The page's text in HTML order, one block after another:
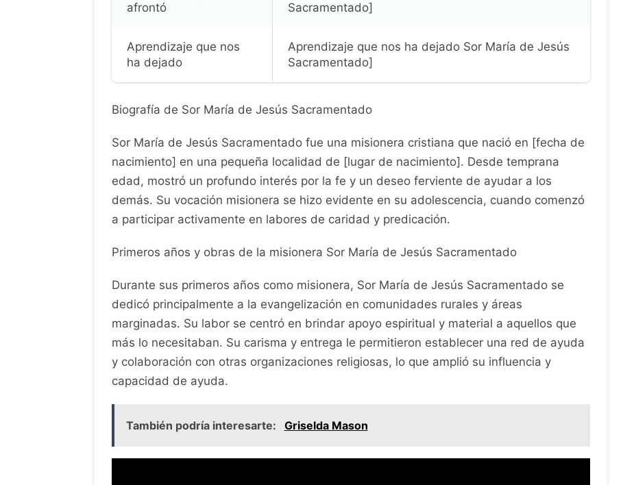
afrontó
Sacramentado]
Aprendizaje que nos
ha dejado
Aprendizaje que nos ha dejado Sor María de Jesús
Sacramentado]
Biografía de Sor María de Jesús Sacramentado
Sor María de Jesús Sacramentado fue una misionera cristiana que nació en [fecha de
nacimiento] en una pequeña localidad de [lugar de nacimiento]. Desde temprana
edad, mostró un profundo interés por la fe y un deseo ferviente de ayudar a los
demás. Su vocación misionera se hizo evidente en su adolescencia, cuando comenzó
a participar activamente en labores de caridad y predicación.
Primeros años y obras de la misionera Sor María de Jesús Sacramentado
Durante sus primeros años como misionera, Sor María de Jesús Sacramentado se
dedicó principalmente a la evangelización en comunidades rurales y áreas
marginadas. Su labor se centró en brindar apoyo espiritual y material a aquellos que
más lo necesitaban. Su carisma y entrega le permitieron establecer una red de ayuda
y colaboración con otras organizaciones religiosas, lo que amplió su influencia y
capacidad de ayuda.
También podría interesarte: Griselda Mason